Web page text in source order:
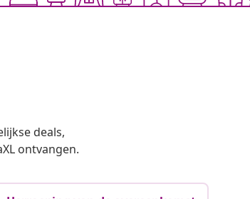
deals,
ontvangen.